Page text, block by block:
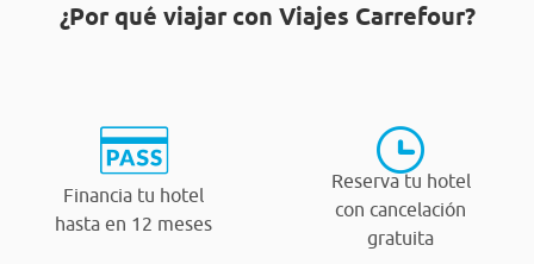
¿Por qué viajar con Viajes Carrefour?
Financia tu hotel
hasta en 12 meses
Reserva tu hotel
con cancelación
gratuita